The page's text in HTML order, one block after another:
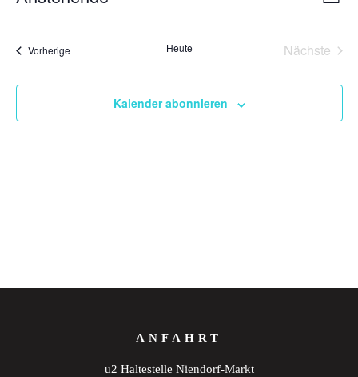
VorherigeVeranstaltungen Heute
Nächste
Kalender abonnieren
ANFAHRT
u2 Haltestelle Niendorf-Markt